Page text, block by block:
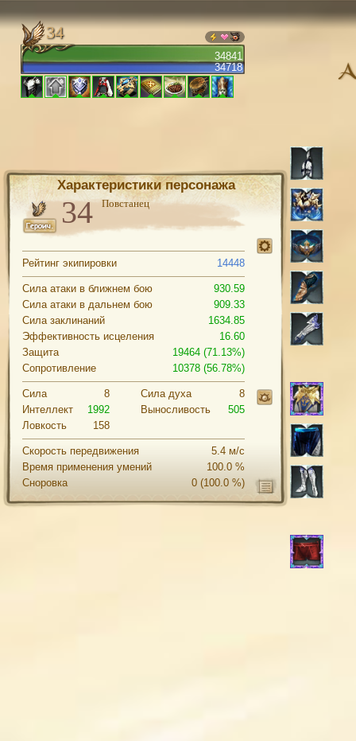
34841
34718
34
Характеристики персонажа
Повстанец
Рейтинг экипировки 14448
Сила атаки в ближнем бою
930.59
Сила атаки в дальнем бою
909.33
Сила заклинаний
1634.85
Эффективность исцеления
16.60
Защита
19464 (71.13%)
Сопротивление
10378 (56.78%)
Сила
8
Интеллект
1992
Ловкость
158
Cила духа
8
Выносливость
505
Скорость передвижения
5.4 м/с
Время применения умений
100.0 %
Сноровка
(100.0 %)
0